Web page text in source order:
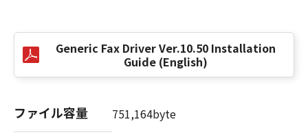
す。
以 上
キヤノン株式会社
Generic Fax Driver Ver.10.50 Installation
Guide (English)
ファイル容量 751,164byte